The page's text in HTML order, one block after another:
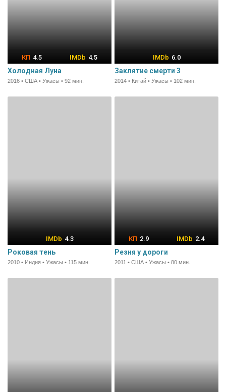
4.5 4.5
Холодная Луна
2016 • США • Ужасы • 92 мин.
6.0
Заклятие смерти 3
2014 • Китай • Ужасы • 102 мин.
4.3
Роковая тень
2010 • Индия • Ужасы • 115 мин.
2.9 2.4
Резня у дороги
2011 • США • Ужасы • 80 мин.